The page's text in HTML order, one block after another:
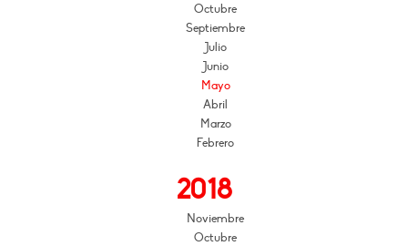
Octubre
Septiembre
Julio
Junio
Mayo
Abril
Marzo
Febrero
2018
Noviembre
Octubre